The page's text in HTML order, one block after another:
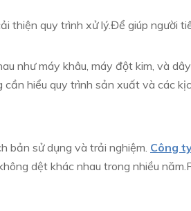
thiện quy trình xử lý.Để giúp người
như máy khâu, máy đột kim, và
hiểu quy trình sản xuất và các
bản sử dụng và trải nghiệm. Công
dệt khác nhau trong nhiều